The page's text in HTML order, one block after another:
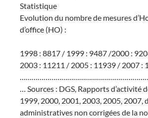
Statistique
Evolution du nombre de mesures
d’office (HO) :
1998 : 8817 / 1999 : 9487 /2000 :
2003 : 11211 / 2005 : 11939 / 2007 :
… Sources : DGS, Rapports d’activité
1999, 2000, 2001, 2003, 2005, 2007,
administratives non corrigées de la